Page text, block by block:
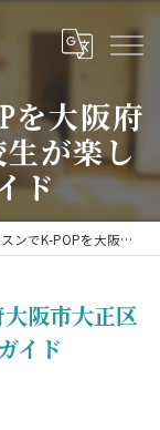
を大阪府
が楽し
ド
府大阪市大正区から高校生が楽しく学べる入門ガイド
大阪市大正区
イド